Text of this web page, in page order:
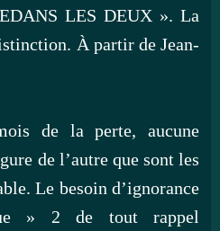
LES DEUX ». La
À partir de Jean-
de la perte, aucune
de l’autre que sont les
Le besoin d’ignorance
» 2 de tout rappel